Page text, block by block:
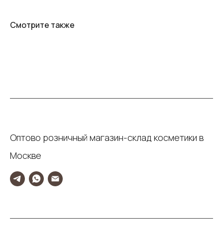
Смотрите также
Оптово розничный магазин-склад косметики в
Москве